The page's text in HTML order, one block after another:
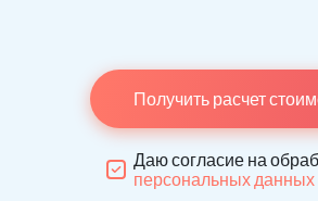
Получить расчет
Даю согласие на
персональных данных